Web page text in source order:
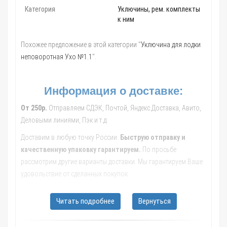
Категория
Уключины, рем. комплекты
к ним
Похожее предложение в этой категории "Уключина для лодки
неповоротная Ухо №1.1 ".
Информация о доставке:
От 250р. Отправляем СДЭК, Почтой, Яндекс.Доставка, Авито,
Деловыми линиями, Пэк и т.д.
Доставим в любую точку России.
Быструю отправку и
качественную упаковку гарантируем. По просьбе
рассмотрим другие варианты доставки. Мы гарантируем Ваше
удовольствие от сделанных покупок.
транспортной компании, рассчитают стоимость и сроки
Читать подробнее Вернуться